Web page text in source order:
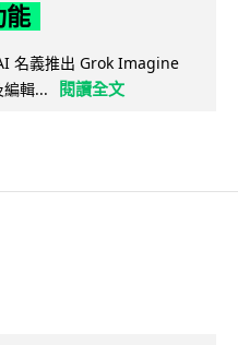
能
名義推出 Grok Imagine
輯...
閱讀全文